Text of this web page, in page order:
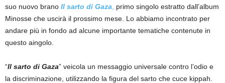
suo nuovo brano Il sarto di Gaza
primo singolo estratto dall’album
Minosse che uscirà il prossimo mese. Lo abbiamo incontrato per
andare più in fondo ad alcune importante tematiche contenute in
questo aingolo.
“Il sarto di Gaza” veicola un messaggio universale contro l’odio e
la discriminazione, utilizzando la figura del sarto che cuce kippah.